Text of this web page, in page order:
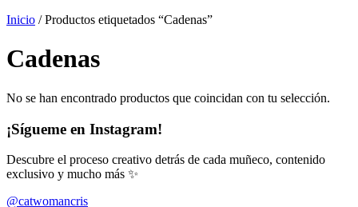
Inicio / Productos etiquetados “Cadenas”
Cadenas
No se han encontrado productos que coincidan con tu selección.
¡Sígueme en Instagram!
Descubre el proceso creativo detrás de cada muñeco, contenido
exclusivo y mucho más ✨
@catwomancris